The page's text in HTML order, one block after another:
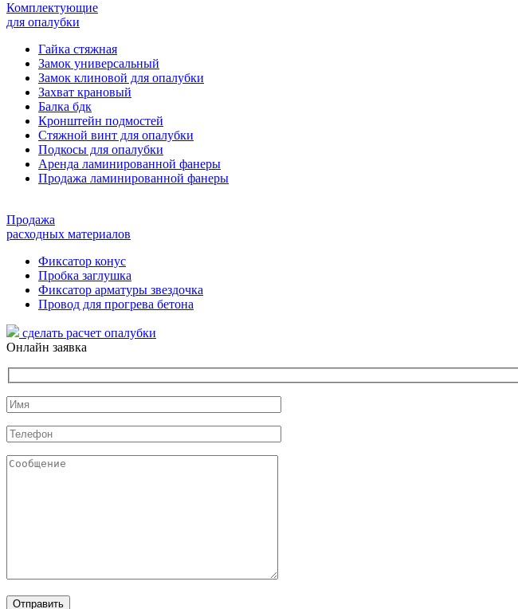
Комплектующие
для опалубки
Гайка стяжная
Замок универсальный
Замок клиновой для опалубки
Захват крановый
Балка бдк
Кронштейн подмостей
Стяжной винт для опалубки
Подкосы для опалубки
Аренда ламинированной фанеры
Продажа ламинированной фанеры
Продажа
расходных материалов
Фиксатор конус
Пробка заглушка
Фиксатор арматуры звездочка
Провод для прогрева бетона
сделать расчет опалубки
Онлайн заявка